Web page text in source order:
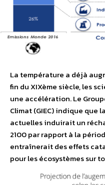
La température a déjà
fin du XIXème siècle, les
une accélération. Le
Climat (GIEC) indique que
actuelles induirait un
2100 par rapport à la
entraînerait des effets
pour les écosystèmes sur